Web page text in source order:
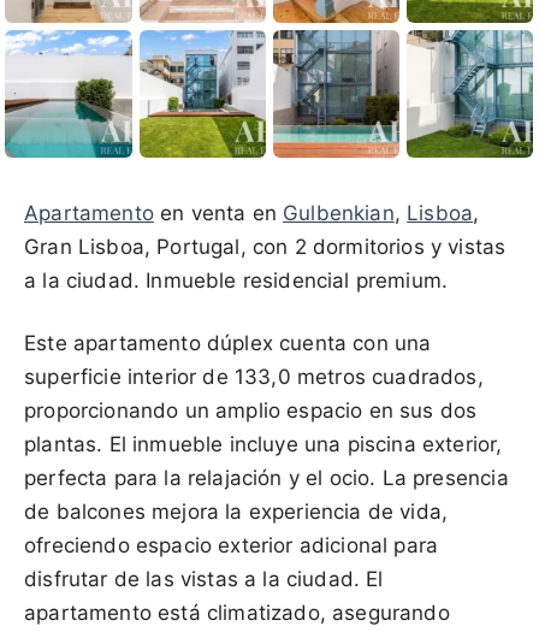
Apartamentoen venta en Gulbenkian, Lisboa,
Gran Lisboa, Portugal, con 2 dormitorios y vistas
a la ciudad. Inmueble residencial premium.
Este apartamento dúplex cuenta con una
superficie interior de 133,0 metros cuadrados,
proporcionando un amplio espacio en sus dos
plantas. El inmueble incluye una piscina exterior,
perfecta para la relajación y el ocio. La presencia
de balcones mejora la experiencia de vida,
ofreciendo espacio exterior adicional para
disfrutar de las vistas a la ciudad. El
apartamento está climatizado, asegurando